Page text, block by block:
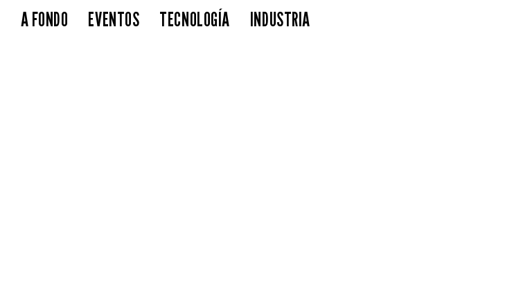
A FONDO EVENTOS TECNOLOGÍA INDUSTRIA